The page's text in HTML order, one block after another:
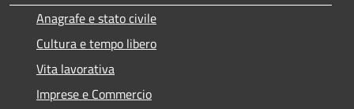
Anagrafe e stato civile
Cultura e tempo libero
Vita lavorativa
Imprese e Commercio